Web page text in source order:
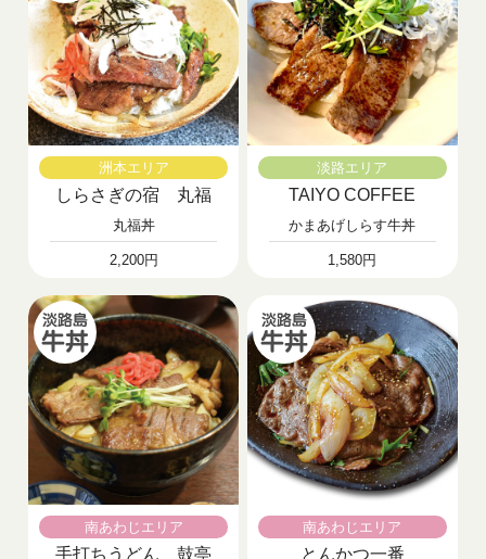
洲本エリア
しらさぎの宿 丸福
丸福丼
2,200円
淡路エリア
TAIYO COFFEE
かまあげしらす牛丼
1,580円
南あわじエリア
手打ちうどん 鼓亭
南あわじエリア
とんかつ一番